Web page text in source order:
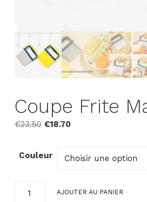
Coupe Frite
€23.50 Le
était :
€18.70
est :
Couleur
AJOUTER AU PANIER